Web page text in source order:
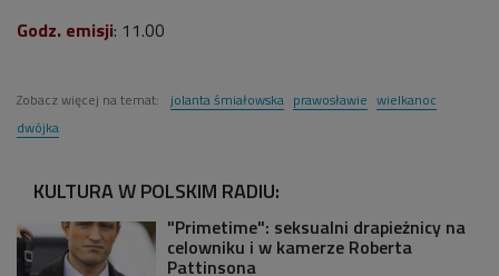
Godz. emisji: 11.00
Zobacz więcej na temat: jolanta śmiałowska prawosławie wielkanoc
dwójka
KULTURA W POLSKIM RADIU:
"Primetime": seksualni drapieżnicy na
celowniku i w kamerze Roberta
Pattinsona